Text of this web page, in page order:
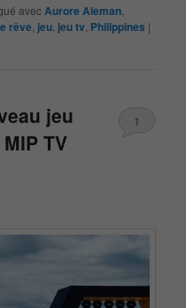
avec Aurore Aleman
rêve jeu jeu tv Philippines |
jeu
TV
1